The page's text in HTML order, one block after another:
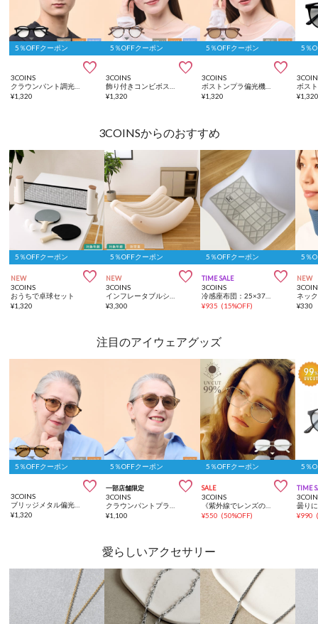
5％OFFクーポン

3COINS
¥1,320
5％OFFクーポン

3COINS
¥1,320
5％OFFクーポン

3COINS
ボストンプラ偏光機能付調光サングラス
¥1,320
5％
¥
3COINSからのおすすめ
5％OFFクーポン
NEW 
3COINS
おうちで卓球セット
¥1,320
5％OFFクーポン
NEW 
3COINS
¥3,300
5％OFFクーポン
TIME SALE 
3COINS
冷感座布団：25×37cm
¥935 (15%OFF)
5％
NEW
ネッ
¥330
注目のアイウェアグッズ
5％OFFクーポン

3COINS
¥1,320
5％OFFクーポン
一部店舗限定 
3COINS
¥1,100
5％OFFクーポン
SALE 
3COINS
《紫外線でレンズの色が変わる》ケース付きサングラスメタル
¥550 (50%OFF)
5％
TIME
¥990
愛らしいアクセサリー